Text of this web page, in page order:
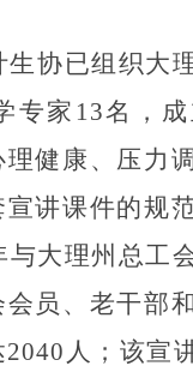
生协已组织大
专家 13名，
健康、压力
宣讲课件的规
与大理州总工
员、老干部
2040 人；该宣